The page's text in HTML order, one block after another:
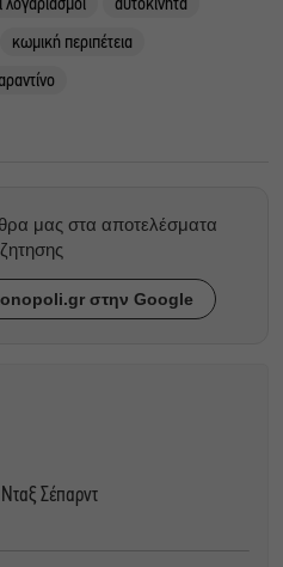
λογαριασμοί
αυτοκίνητα
κωμική περιπέτεια
μας στα αποτελέσματα
στην Google
Σέπαρντ